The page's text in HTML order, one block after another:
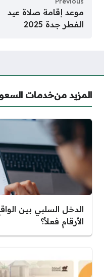
موعد إقامة صلاة عيد
الفطر جدة 2025
المزيد منخدمات
الدخل السلبي بين
الأرقام فعلاً؟